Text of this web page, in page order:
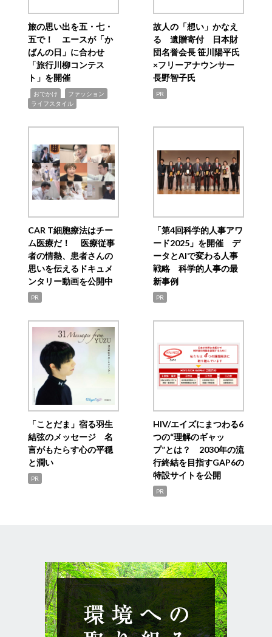
旅の思い出を五・七・
五で！ エースが「か
ばんの日」に合わせ
「旅行川柳コンテス
ト」を開催
おでかけ ファッション
ライフスタイル
故人の「想い」かなえ
る 遺贈寄付 日本財
団名誉会長 笹川陽平氏
×フリーアナウンサー
長野智子氏
PR
CAR T細胞療法はチー
ム医療だ！ 医療従事
者の情熱、患者さんの
思いを伝えるドキュメ
ンタリー動画を公開中
PR
「第4回科学的人事アワ
ード2025」を開催 デ
ータとAIで変わる人事
戦略 科学的人事の最
新事例
PR
「ことだま」宿る羽生
結弦のメッセージ 名
言がもたらす心の平穏
と潤い
PR
HIV/エイズにまつわる6
つの“理解のギャッ
プ”とは？ 2030年の流
行終結を目指すGAP6の
特設サイトを公開
PR